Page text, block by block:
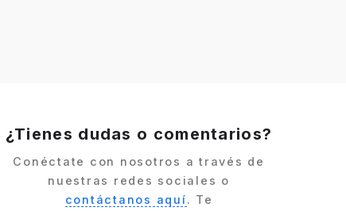
¿Tienes dudas o comentarios?
Conéctate con nosotros a través de
nuestras redes sociales o
contáctanos aquí. Te